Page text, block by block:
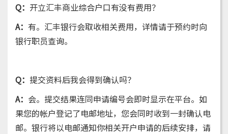
Q： 开立汇丰商业综合户口有没有费用？
A： 有。汇丰银行会取收相关费用，详情请于预约时向
银行职员查询。
Q： 提交资料后我会得到确认吗？
A： 会。提交结果连同申请编号会即时显示在平台。如
果您的帐户登记了电邮地址，您会同时收到一封确认电
邮。银行将以电邮通知你相关开户申请的后续安排，请